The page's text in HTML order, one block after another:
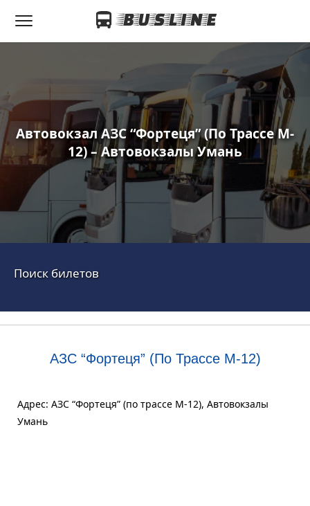
Автовокзал АЗС “Фортеця” (по Трассе M-
12) – Автовокзалы Умань
Поиск билетов
АЗС “Фортеця” (по Трассе M-12)
Адрес: АЗС “Фортеця” (по трассе M-12), Автовокзалы
Умань